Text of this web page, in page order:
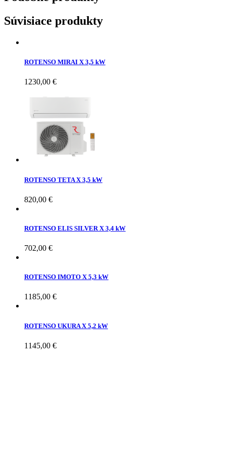
Súvisiace produkty
ROTENSO MIRAI X 3,5 kW
1230,00 €
ROTENSO TETA X 3,5 kW
820,00 €
ROTENSO ELIS SILVER X 3,4 kW
702,00 €
ROTENSO IMOTO X 5,3 kW
1185,00 €
ROTENSO UKURA X 5,2 kW
1145,00 €